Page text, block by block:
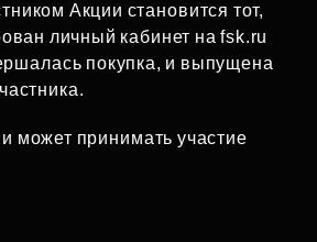
Акции становится тот,
личный кабинет на fsk.ru
покупка, и выпущена
может принимать участие